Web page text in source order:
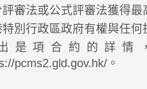
評審法或公式評審法獲得最
特別行政區政府有權與任
是項合約的詳情
pcms2.gld.gov.hk/。